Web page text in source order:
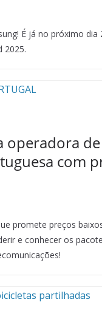
É já no próximo dia
2025.
operadora de
com
promete preços
e conhecer os